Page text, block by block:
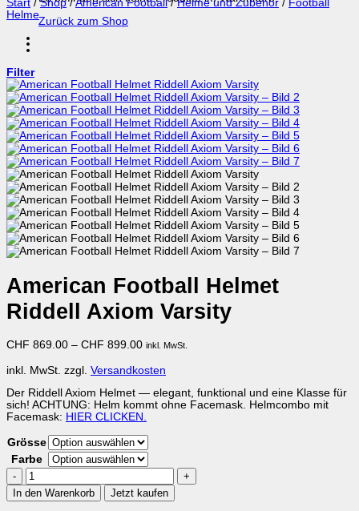
Zurück zum Shop
Start / Shop / American Football / Helme und Zubehör / Football
Helme
Filter
American Football Helmet
Riddell Axiom Varsity
CHF 869.00 – CHF 899.00 inkl. MwSt.
inkl. MwSt. zzgl. Versandkosten
Der Riddell Axiom Helmet — elegant, funktional und eine Klasse für
sich! ACHTUNG: Helm kommt ohne Facemask. Helmcombo mit
Facemask: HIER CLICKEN.
Grösse
Farbe
American
Football
Helmet
In den Warenkorb Jetzt kaufen